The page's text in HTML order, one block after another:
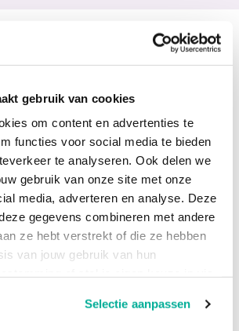
gebruik van cookies
om content en advertenties te
functies voor social media te bieden
te analyseren. Ook delen we
gebruik van onze site met onze
media, adverteren en analyse. Deze
gegevens combineren met andere
ze hebt verstrekt of die ze hebben
van jouw gebruik van hun
Selectie aanpassen
op met